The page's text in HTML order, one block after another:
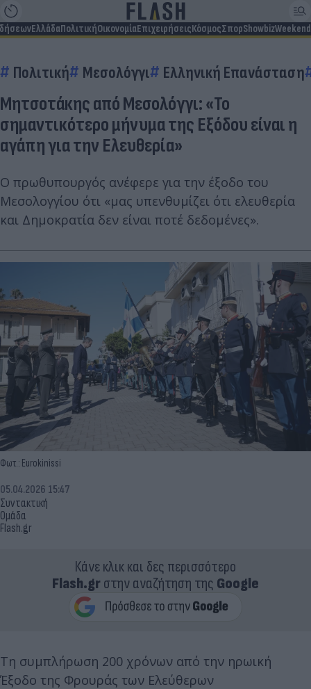
ΕλλάδαΠολιτικήΟικονομίαΕπιχειρήσειςΚόσμοςΣπορShowbizWeekend
Πολιτική Μεσολόγγι Ελληνική Επανάσταση
Μητσοτάκης από Μεσολόγγι: «Το
σημαντικότερο μήνυμα της Εξόδου είναι η
αγάπη για την Ελευθερία»
Ο πρωθυπουργός ανέφερε για την έξοδο του
Μεσολογγίου ότι «μας υπενθυμίζει ότι ελευθερία
και Δημοκρατία δεν είναι ποτέ δεδομένες».
Φωτ.: Eurokinissi
Συντακτική
Ομάδα
Flash.gr
05.04.2026 15:47
Κάνε κλικ και δες περισσότερο
Flash.grστην αναζήτηση της Google
Τη συμπλήρωση 200 χρόνων από την ηρωική
Έξοδο της Φρουράς των Ελεύθερων